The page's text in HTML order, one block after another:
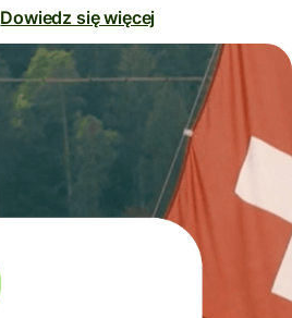
Dowiedz się więcej